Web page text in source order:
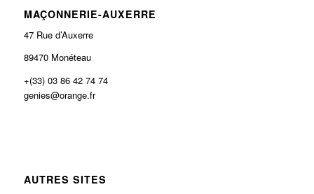
MAÇONNERIE-AUXERRE
47 Rue d’Auxerre
89470 Monéteau
+(33) 03 86 42 74 74
genies@orange.fr
AUTRES SITES